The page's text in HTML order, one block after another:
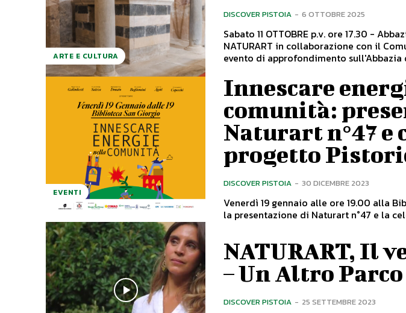
ARTE E CULTURA
DISCOVER PISTOIA - 6 OTTOBRE 2025
Sabato 11 OTTOBRE p.v. ore 17.30 -
NATURART in collaborazione con il
evento di approfondimento sull'Abbazia
EVENTI
Innescare
comunità:
Naturart n°47 e
progetto
DISCOVER PISTOIA - 30 DICEMBRE 2023
Venerdì 19 gennaio alle ore 19.00 alla
la presentazione di Naturart n°47 e la
NATURART, Il
– Un Altro
DISCOVER PISTOIA - 25 SETTEMBRE 2023